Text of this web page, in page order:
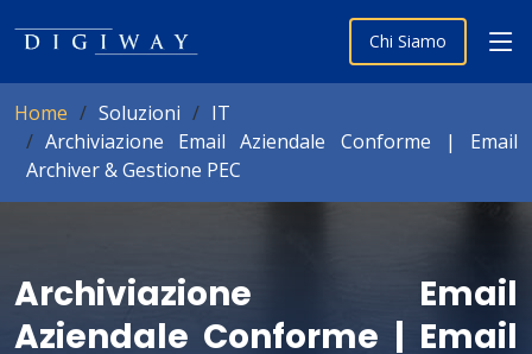
Chi Siamo
Home Soluzioni
IT
Archiviazione Email Aziendale Conforme | Email
Archiver & Gestione PEC
Archiviazione Email
Aziendale Conforme | Email